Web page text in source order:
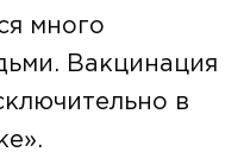
много
Вакцинация
в